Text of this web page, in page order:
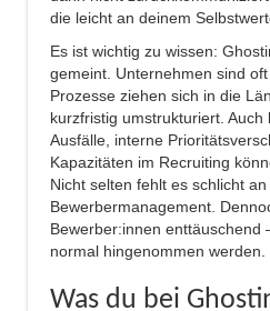
die leicht an deinem
Es ist wichtig zu wissen:
gemeint. Unternehmen sind
Prozesse ziehen sich in die
kurzfristig umstrukturiert.
Ausfälle, interne
Kapazitäten im Recruiting
Nicht selten fehlt es schlicht
Bewerbermanagement.
Bewerber:innen enttäuschend
normal hingenommen werden.
Was du bei